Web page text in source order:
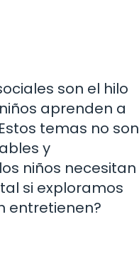
son el hilo
aprenden a
temas no son
y
niños necesitan
si exploramos
entretienen?